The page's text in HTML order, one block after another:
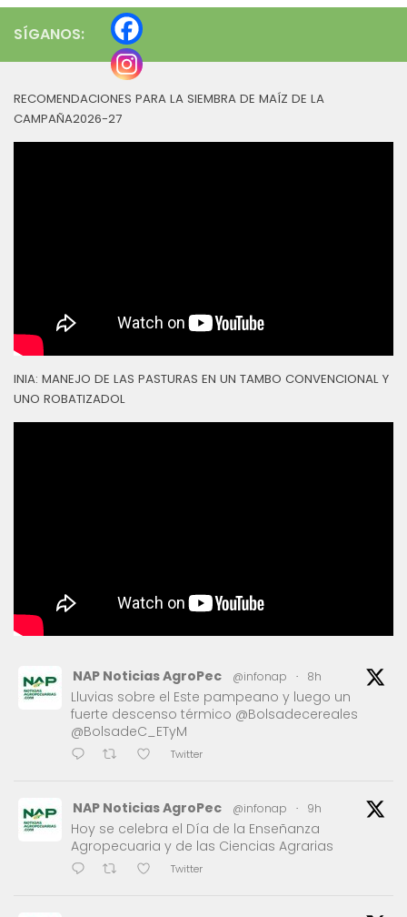
SÍGANOS:
RECOMENDACIONES PARA LA SIEMBRA DE MAÍZ DE LA
CAMPAÑA2026-27
INIA: MANEJO DE LAS PASTURAS EN UN TAMBO CONVENCIONAL Y
UNO ROBATIZADOL
NAP Noticias AgroPec @infonap · 8h
Lluvias sobre el Este pampeano y luego un
fuerte descenso térmico @Bolsadecereales
@BolsadeC_ETyM
Twitter
NAP Noticias AgroPec @infonap · 9h
Hoy se celebra el Día de la Enseñanza
Agropecuaria y de las Ciencias Agrarias
Twitter